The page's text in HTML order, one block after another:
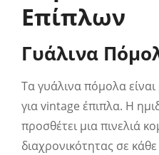
Επίπλων
Γυάλινα
Τα γυάλινα πόμολα είναι
για vintage έπιπλα. Η
προσθέτει μια πινελιά
διαχρονικότητας σε